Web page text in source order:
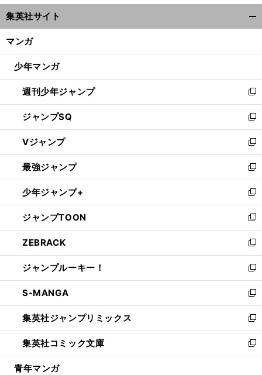
ウ
ィ
ン
ウ
開
く
集英社サイト
マンガ
少年マンガ
週刊少年ジャンプ
新
し
い
ウ
ィ
ン
ド
ウ
で
開
く
ジャンプSQ
新
し
い
ウ
ィ
ン
ド
ウ
で
開
く
Vジャンプ
新
し
い
ウ
ィ
ン
ド
ウ
で
開
く
最強ジャンプ
新
し
い
ウ
ィ
ン
ド
ウ
で
開
く
少年ジャンプ+
新
し
い
ウ
ィ
ン
ド
ウ
で
開
く
ジャンプTOON
新
し
い
ウ
ィ
ン
ド
ウ
で
開
く
ZEBRACK
新
し
い
ウ
ィ
ン
ド
ウ
で
開
ジャンプルーキー！
新
し
い
ウ
ィ
ン
ド
ウ
S-MANGA
新
し
い
ウ
ィ
ン
集英社ジャンプリミックス
新
し
い
ウ
集英社コミック文庫
新
し
青年マンガ